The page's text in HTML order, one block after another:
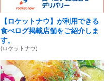
【ロケットナウ】が利用できる
食べログ掲載店舗をご紹介しま
す。
(ロケットナウ)